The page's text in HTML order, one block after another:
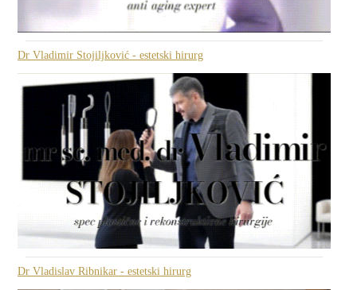
Dr Vladimir Stojiljković - estetski hirurg
Dr Vladislav Ribnikar - estetski hirurg